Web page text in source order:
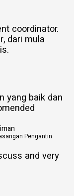
coordinator.
dari mula
yang baik dan
Pengantin
and very